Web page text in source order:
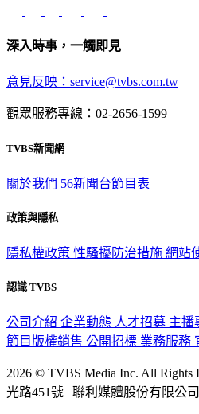
深入時事，一觸即見
意見反映：service@tvbs.com.tw
觀眾服務專線：02-2656-1599
TVBS新聞網
關於我們 56新聞台節目表
政策與隱私
隱私權政策 性騷擾防治措施 網站
認識 TVBS
公司介紹 企業動態 人才招募 主播
節目版權銷售 公開招標 業務服務
2026 © TVBS Media Inc. All Rights
光路451號 | 聯利媒體股份有限公司